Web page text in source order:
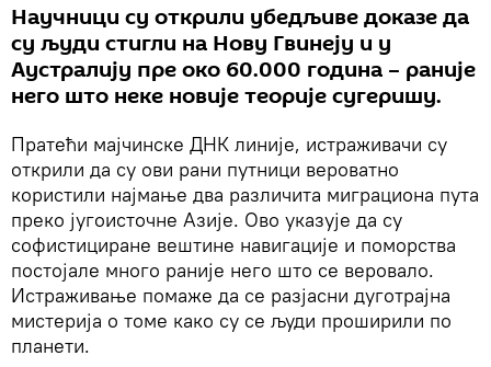
Научници су открили убедљиве доказе да
су људи стигли на Нову Гвинеју и у
Аустралију пре око 60.000 година – раније
него што неке новије теорије сугеришу.
Пратећи мајчинске ДНК линије, истраживачи су
открили да су ови рани путници вероватно
користили најмање два различита миграциона пута
преко југоисточне Азије. Ово указује да су
софистициране вештине навигације и поморства
постојале много раније него што се веровало.
Истраживање помаже да се разјасни дуготрајна
мистерија о томе како су се људи проширили по
планети.